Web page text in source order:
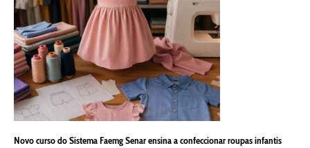
Novo curso do Sistema Faemg Senar ensina a confeccionar roupas infantis